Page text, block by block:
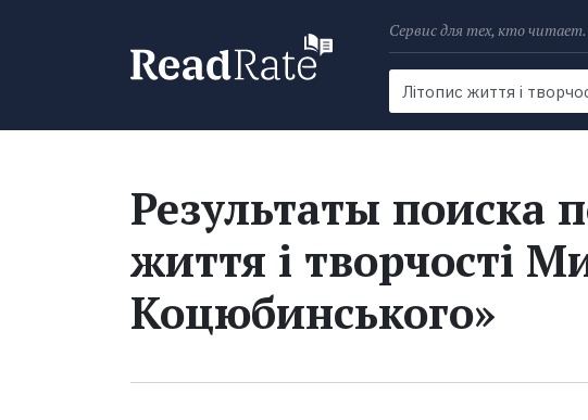
Сервис для тех, кто читает.
Поиск
Новости
Результаты поиска
життя і творчості
Коцюбинського»